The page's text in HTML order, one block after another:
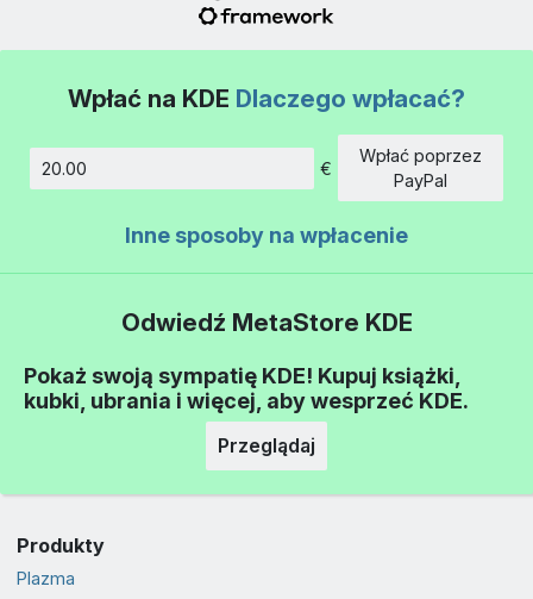
Wpłać na KDE Dlaczego wpłacać?
€
Wpłać poprzez
PayPal
Inne sposoby na wpłacenie
Odwiedź MetaStore KDE
Pokaż swoją sympatię KDE! Kupuj książki,
kubki, ubrania i więcej, aby wesprzeć KDE.
Przeglądaj
Produkty
Plazma